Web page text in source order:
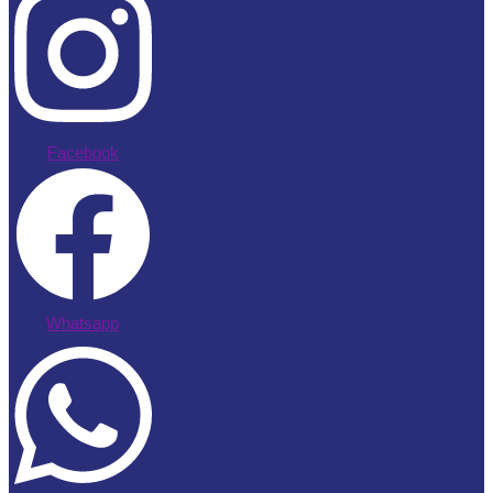
Facebook
Whatsapp